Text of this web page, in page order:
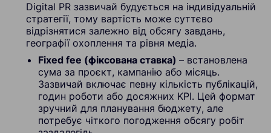
Digital PR зазвичай будується на індивідуальній
стратегії, тому вартість може суттєво
відрізнятися залежно від обсягу завдань,
географії охоплення та рівня медіа.
Fixed fee (фіксована ставка) – встановлена
сума за проєкт, кампанію або місяць.
Зазвичай включає певну кількість публікацій,
годин роботи або досяжних KPI. Цей формат
зручний для планування бюджету, але
потребує чіткого погодження обсягу робіт